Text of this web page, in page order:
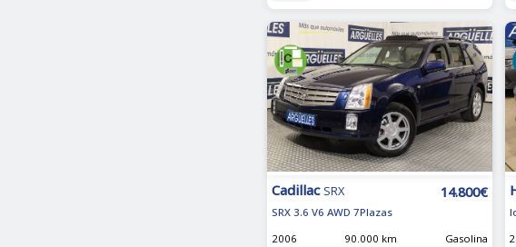
Cadillac SRX 14.800€
SRX 3.6 V6 AWD 7Plazas
2006
90.000 km Gasolina